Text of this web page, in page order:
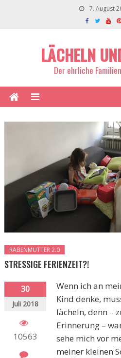
7. August
LÄCHELN
Der ehrliche
RABENMUTTER 2.0
STRESSIGE FERIENZEIT?!
30
Juli 2018
10563
Wenn ich an
Kind denke,
lächeln, denn –
Erinnerung –
sehe mich vor
meiner kleinen